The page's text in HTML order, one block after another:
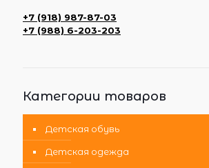
+7 (918) 987-87-03
+7 (988) 6-203-203
Категории товаров
Детская обувь
Детская одежда